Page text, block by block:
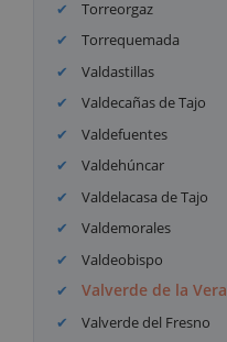
Torreorgaz
Torrequemada
Valdastillas
Valdecañas de Tajo
Valdefuentes
Valdehúncar
Valdelacasa de Tajo
Valdemorales
Valdeobispo
Valverde de la Vera
Valverde del Fresno